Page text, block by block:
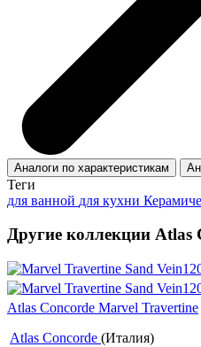
Аналоги по характеристикам
Теги
для ванной для кухни
Другие коллекции Atlas
Atlas Concorde Marvel Travertine
Atlas Concorde (Италия)